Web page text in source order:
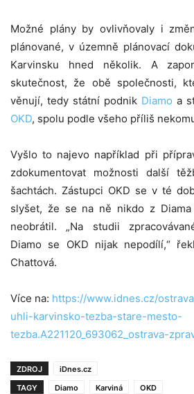
Možné plány by ovlivňovaly i
plánované, v územně plánovací
Karvinsku hned několik. A
skutečnost, že obě společnosti,
věnují, tedy státní podnik Diamo a
OKD, spolu podle všeho příliš
Vyšlo to najevo například při
zdokumentovat možnosti další
šachtách. Zástupci OKD se v té
slyšet, že se na ně nikdo z
neobrátil. „Na studii
Diamo se OKD nijak nepodílí,“
Chattová.
Více na: https://www.idnes.cz/
uhli-karvinsko-tezba-stare-mesto-
tezba.A221120_693062_ostrava-
ZDROJ
iDnes.cz
TAGY
Diamo Karviná OKD